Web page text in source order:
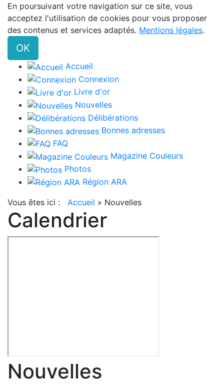
En poursuivant votre navigation sur ce site, vous
acceptez l'utilisation de cookies pour vous proposer
des contenus et services adaptés. Mentions légales.
OK
Accueil
Connexion
Livre d'or
Nouvelles
Délibérations
Bonnes adresses
FAQ
Magazine Couleurs
Photos
Région ARA
Vous êtes ici : Accueil » Nouvelles
Calendrier
Nouvelles